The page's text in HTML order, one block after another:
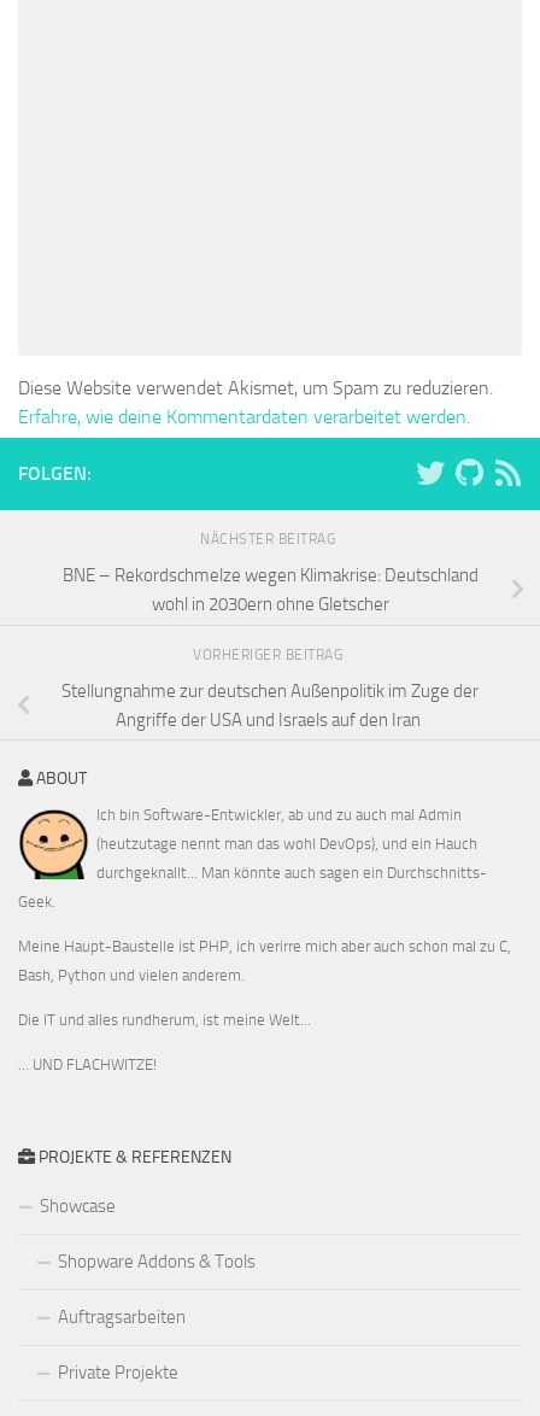
Diese Website verwendet Akismet, um Spam zu reduzieren.
Erfahre, wie deine Kommentardaten verarbeitet werden.
FOLGEN:
NÄCHSTER BEITRAG
BNE – Rekordschmelze wegen Klimakrise: Deutschland
wohl in 2030ern ohne Gletscher
VORHERIGER BEITRAG
Stellungnahme zur deutschen Außenpolitik im Zuge der
Angriffe der USA und Israels auf den Iran
ABOUT
Ich bin Software-Entwickler, ab und zu auch mal Admin
(heutzutage nennt man das wohl DevOps), und ein Hauch
durchgeknallt... Man könnte auch sagen ein Durchschnitts-
Geek.
Meine Haupt-Baustelle ist PHP, ich verirre mich aber auch schon mal zu C,
Bash, Python und vielen anderem.
Die IT und alles rundherum, ist meine Welt...
… UND FLACHWITZE!
PROJEKTE & REFERENZEN
Showcase
Shopware Addons & Tools
Auftragsarbeiten
Private Projekte